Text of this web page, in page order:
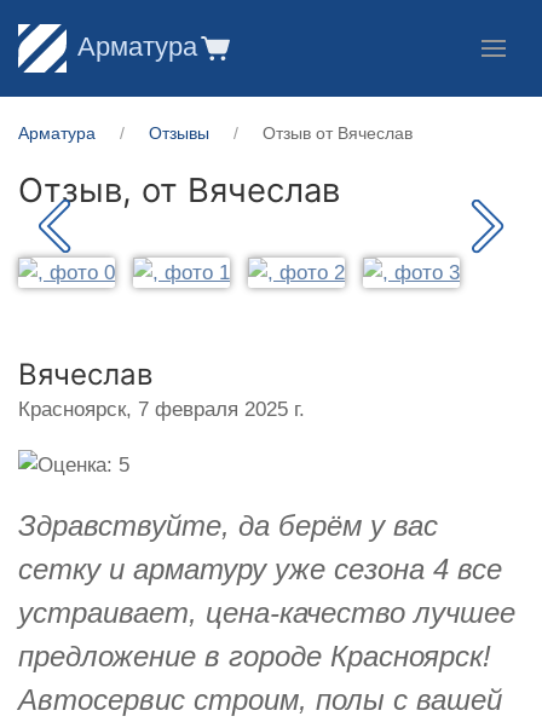
Арматура
Арматура Отзывы Отзыв от Вячеслав
Отзыв, от Вячеслав
Вячеслав
Красноярск, 7 февраля 2025 г.
Здравствуйте, да берём у вас
сетку и арматуру уже сезона 4 все
устраивает, цена-качество лучшее
предложение в городе Красноярск!
Автосервис строим, полы с вашей